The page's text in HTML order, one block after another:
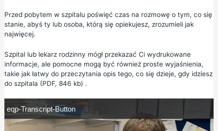
Przed pobytem w szpitalu poświęć czas na rozmowę o tym, co się
stanie, abyś ty lub osoba, którą się opiekujesz, zrozumieli jak
najwięcej.
Szpital lub lekarz rodzinny mógł przekazać Ci wydrukowane
informacje, ale pomocnemogą być również proste wyjaśnienia,
takie jak łatwy do przeczytania opis tego, co się dzieje, gdy idziesz
do szpitala (PDF, 846 kb) .
eeqp-Transcript-Button